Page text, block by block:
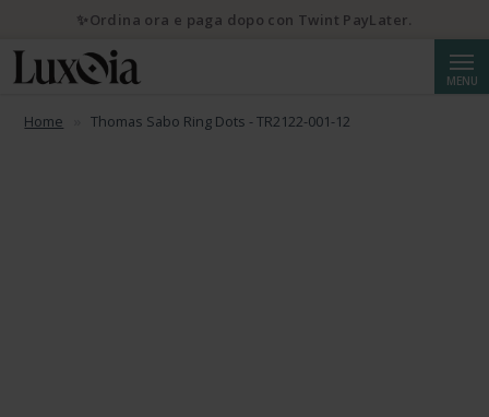
MENU
Home Thomas Sabo Ring Dots - TR2122-001-12
✨Ordina ora e paga dopo con Twint PayLater.